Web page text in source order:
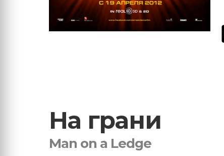
На грани
Man on a Ledge